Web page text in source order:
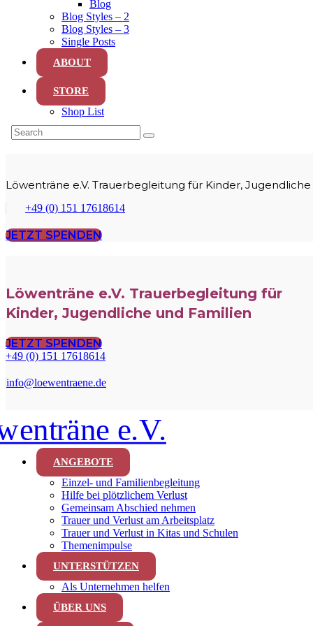
Blog
Blog Styles – 2
Blog Styles – 3
Single Posts
ABOUT
STORE
Shop List
Löwenträne e.V. Trauerbegleitung für Kinder,
+49 (0) 151 17618614
JETZT SPENDEN
Löwenträne e.V. Trauerbegleitung für
Kinder, Jugendliche und Familien
JETZT SPENDEN
+49 (0) 151 17618614
info@loewentraene.de
ANGEBOTE
Einzel- und Familienbegleitung
Hilfe bei plötzlichem Verlust
Gemeinsam Abschied nehmen
Trauer und Verlust am Arbeitsplatz
Trauer und Verlust in Kitas und Schulen
Themenimpulse
UNTERSTÜTZEN
Als Unternehmen helfen
ÜBER UNS